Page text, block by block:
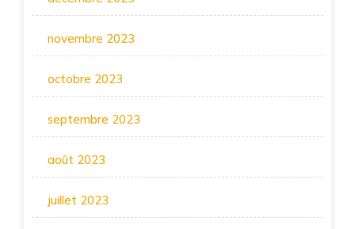
novembre 2023
octobre 2023
septembre 2023
août 2023
juillet 2023